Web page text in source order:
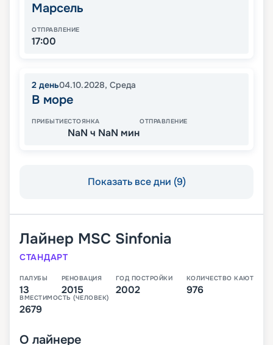
Марсель
ОТПРАВЛЕНИЕ
17:00
2 день04.10.2028, Среда
В море
ПРИБЫТИЕСТОЯНКА
NaN ч NaN мин
ОТПРАВЛЕНИЕ
Показать все дни (9)
Лайнер MSC Sinfonia
СТАНДАРТ
ПАЛУБЫ
13
РЕНОВАЦИЯ
2015
ГОД ПОСТРОЙКИ
2002
КОЛИЧЕСТВО КАЮТ
976
ВМЕСТИМОСТЬ (ЧЕЛОВЕК)
2679
О лайнере